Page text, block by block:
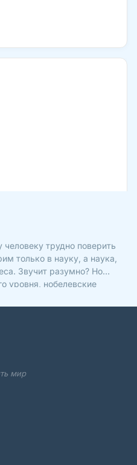
трудно поверить
только в науку, а наука,
Звучит разумно? Но
уровня, нобелевские
бы с таким
мир